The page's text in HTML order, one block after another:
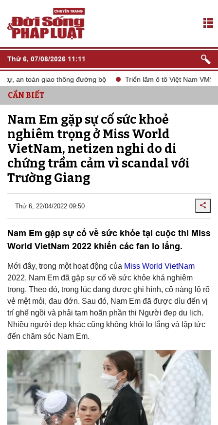
Thứ 6, 07/08/2026 11:11
toàn giao thông đường bộ Triển lãm ô tô Việt Nam VMS 2024
CẦN BIẾT
Nam Em gặp sự cố sức khoẻ
nghiêm trọng ở Miss World
VietNam, netizen nghi do di
chứng trầm cảm vì scandal với
Trường Giang
Thứ 6, 22/04/2022 09:50
Nam Em gặp sự cố về sức khỏe tại cuộc thi Miss
World VietNam 2022 khiến các fan lo lắng.
Mới đây, trong một hoạt động của Miss World VietNam
2022, Nam Em đã gặp sự cố về sức khỏe khá nghiêm
trọng. Theo đó, trong lúc đang được ghi hình, cô nàng lộ rõ
vẻ mệt mỏi, đau đớn. Sau đó, Nam Em đã được dìu đến vị
trí ghế ngồi và phải tạm hoãn phần thi Người đẹp du lịch.
Nhiều người đẹp khác cũng không khỏi lo lắng và lập tức
đến chăm sóc Nam Em.